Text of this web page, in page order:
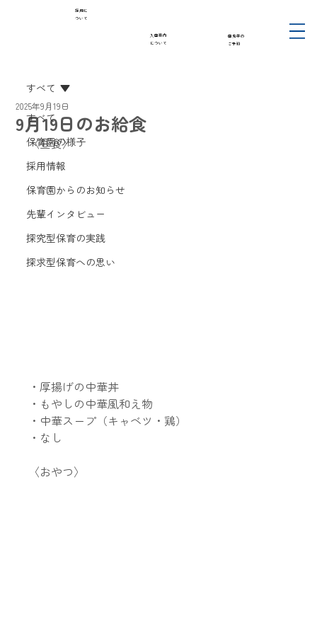
入園案内
について
採用に
ついて
園見学の
ご予約
すべて
保育園の様子
採用情報
保育園からのお知らせ
先輩インタビュー
探究型保育の実践
探求型保育への思い
すべて
9月19日のお給食
2025年9月19日
〈昼食〉
・厚揚げの中華丼
・もやしの中華風和え物
・中華スープ（キャベツ・鶏）
・なし
〈おやつ〉